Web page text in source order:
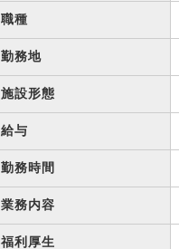
職種
勤務地
施設形態
給与
勤務時間
業務内容
福利厚生